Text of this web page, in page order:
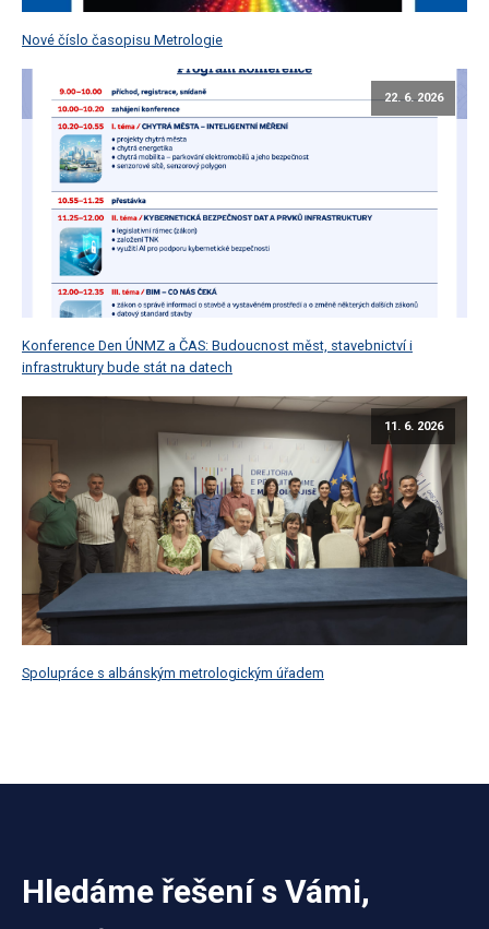
Nové číslo časopisu Metrologie
22. 6. 2026
Konference Den ÚNMZ a ČAS: Budoucnost měst, stavebnictví i
infrastruktury bude stát na datech
11. 6. 2026
Spolupráce s albánským metrologickým úřadem
Hledáme řešení s Vámi,